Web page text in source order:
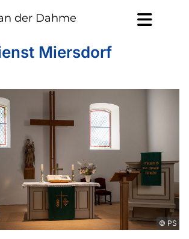
der Dahme
Miersdorf
© PS